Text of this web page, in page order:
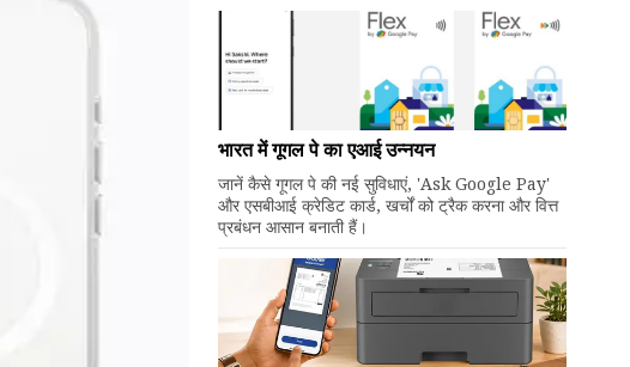
भारत में गूगल पे का एआई उन्नयन
जानें कैसे गूगल पे की नई सुविधाएं, 'Ask Google Pay'
और एसबीआई क्रेडिट कार्ड, खर्चों को ट्रैक करना और वित्त
प्रबंधन आसान बनाती हैं।